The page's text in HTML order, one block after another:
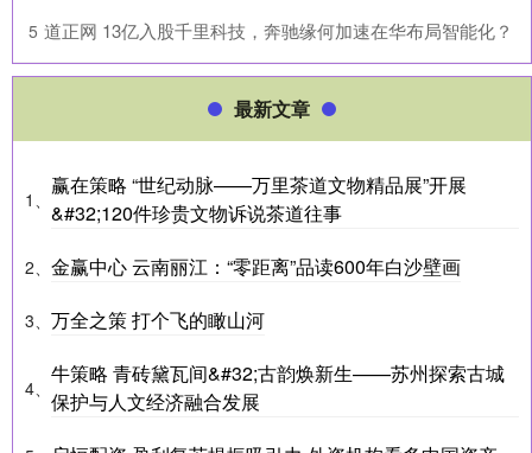
5 ​道正网 13亿入股千里科技，奔驰缘何加速在华布局智能化？
最新文章
1、
赢在策略 “世纪动脉——万里茶道文物精品展”开展
&#32;120件珍贵文物诉说茶道往事
2、 金赢中心 云南丽江：“零距离”品读600年白沙壁画
3、 万全之策 打个飞的瞰山河
4、
牛策略 青砖黛瓦间&#32;古韵焕新生——苏州探索古城
保护与人文经济融合发展